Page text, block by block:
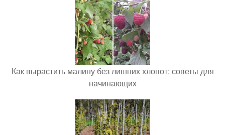
Как вырастить малину без лишних хлопот: советы для
начинающих